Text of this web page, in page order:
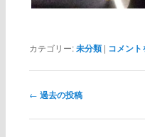
カテゴリー:未分類 | コメント
投
稿
← 過去の投稿